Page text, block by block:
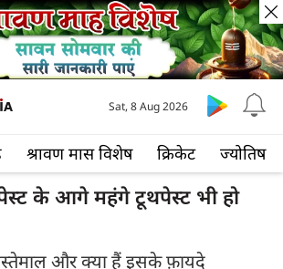
श्रावण मास विशेष क्रिकेट ज्योतिष
Sat, 8 Aug 2026
के आगे महंगे टूथपेस्ट भी हो
और क्या हैं इसके फ़ायदे